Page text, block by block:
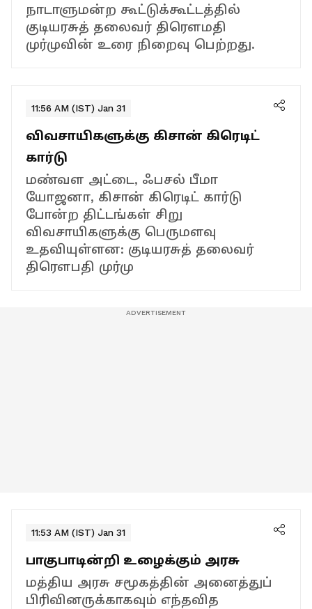
நாடாளுமன்ற கூட்டுக்கூட்டத்தில்
குடியரசுத் தலைவர் திரௌமதி
முர்முவின் உரை நிறைவு பெற்றது.
11:56 AM (IST) Jan 31
விவசாயிகளுக்கு கிசான் கிரெடிட்
கார்டு
மண்வள அட்டை, ஃபசல் பீமா
யோஜனா, கிசான் கிரெடிட் கார்டு
போன்ற திட்டங்கள் சிறு
விவசாயிகளுக்கு பெருமளவு
உதவியுள்ளன: குடியரசுத் தலைவர்
திரௌபதி முர்மு
11:53 AM (IST) Jan 31
பாகுபாடின்றி உழைக்கும் அரசு
மத்திய அரசு சமூகத்தின் அனைத்துப்
பிரிவினருக்காகவும் எந்தவித